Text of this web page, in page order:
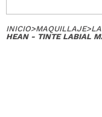
INICIO>MAQUILLAJE>
HEAN - TINTE LABIAL